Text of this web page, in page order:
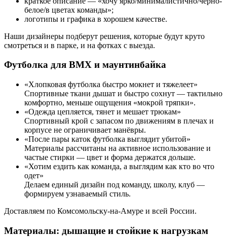
белое/в цветах команды»;
логотипы и графика в хорошем качестве.
Наши дизайнеры подберут решения, которые будут круто
смотреться и в парке, и на фотках с выезда.
Футболка для BMX и маунтинбайка
«Хлопковая футболка быстро мокнет и тяжелеет»
Спортивные ткани дышат и быстро сохнут — тактильно
комфортно, меньше ощущения «мокрой тряпки».
«Одежда цепляется, тянет и мешает трюкам»
Спортивный крой с запасом по движениям в плечах и
корпусе не ограничивает манёвры.
«После пары каток футболка выглядит убитой»
Материалы рассчитаны на активное использование и
частые стирки — цвет и форма держатся дольше.
«Хотим ездить как команда, а выглядим как кто во что
одет»
Делаем единый дизайн под команду, школу, клуб —
формируем узнаваемый стиль.
Доставляем по Комсомольску-на-Амуре и всей России.
Материалы: дышащие и стойкие к нагрузкам